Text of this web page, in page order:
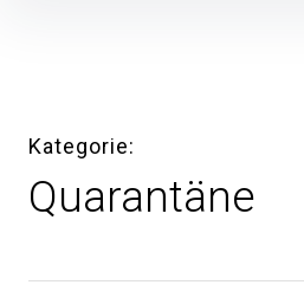
Kategorie
Quarantäne